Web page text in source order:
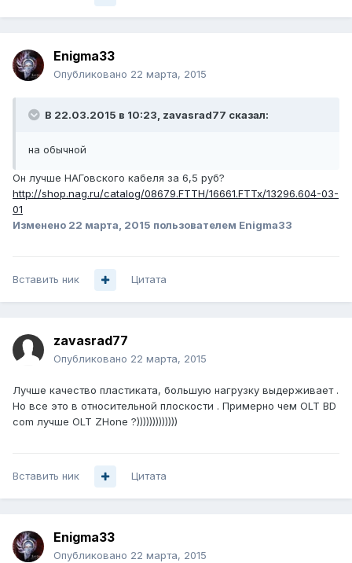
Enigma33
Опубликовано 22 марта, 2015
В 22.03.2015 в 10:23, zavasrad77 сказал:
на обычной
Он лучше НАГовского кабеля за 6,5 руб?
http://shop.nag.ru/catalog/08679.FTTH/16661.FTTx/13296.604-03-
01
Изменено 22 марта, 2015 пользователем Enigma33
Вставить ник Цитата
zavasrad77
Опубликовано 22 марта, 2015
Лучше качество пластиката, большую нагрузку выдерживает .
Но все это в относительной плоскости . Примерно чем OLT BD
com лучше OLT ZHone ?)))))))))))))
Вставить ник Цитата
Enigma33
Опубликовано 22 марта, 2015